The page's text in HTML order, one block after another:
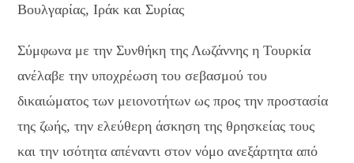
Βουλγαρίας, Ιράκ και Συρίας
Σύμφωνα με την Συνθήκη της Λωζάννης η Τουρκία
ανέλαβε την υποχρέωση του σεβασμού του
δικαιώματος των μειονοτήτων ως προς την προστασία
της ζωής, την ελεύθερη άσκηση της θρησκείας τους
και την ισότητα απέναντι στον νόμο ανεξάρτητα από